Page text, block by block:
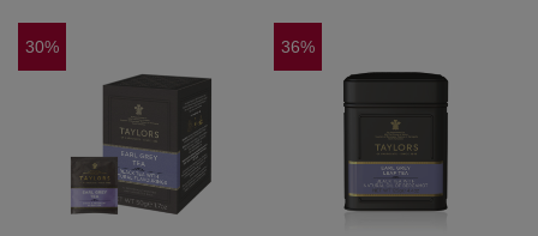
30% 36%